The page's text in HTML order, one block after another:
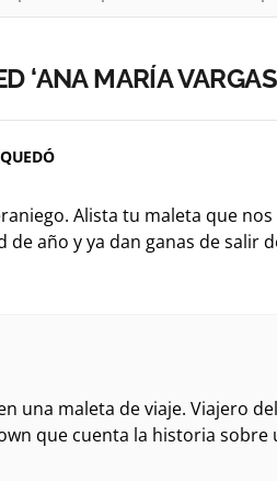
‘ANA MARÍA
Alista tu maleta que nos
de año y ya dan ganas de salir
una maleta de viaje. Viajero
que cuenta la historia sobre